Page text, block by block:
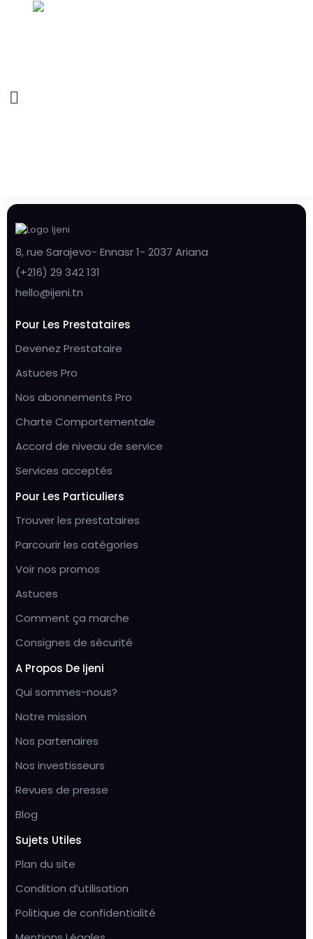
8, rue Sarajevo- Ennasr 1- 2037 Ariana
(+216) 29 342 131
hello@ijeni.tn
Pour Les Prestataires
Devenez Prestataire
Astuces Pro
Nos abonnements Pro
Charte Comportementale
Accord de niveau de service
Services acceptés
Pour Les Particuliers
Trouver les prestataires
Parcourir les catégories
Voir nos promos
Astuces
Comment ça marche
Consignes de sécurité
A Propos De Ijeni
Qui sommes-nous?
Notre mission
Nos partenaires
Nos investisseurs
Revues de presse
Blog
Sujets Utiles
Plan du site
Condition d’utilisation
Politique de confidentialité